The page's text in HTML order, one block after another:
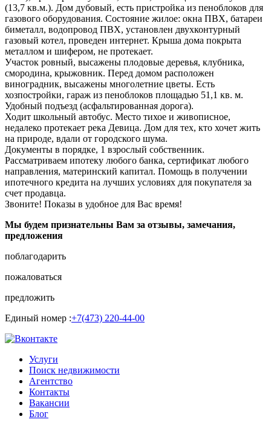
(13,7 кв.м.). Дом дубовый, есть пристройка из пеноблоков для
газового оборудования. Состояние жилое: окна ПВХ, батареи
биметалл, водопровод ПВХ, установлен двухконтурный
газовый котел, проведен интернет. Крыша дома покрыта
металлом и шифером, не протекает.
Участок ровный, высажены плодовые деревья, клубника,
смородина, крыжовник. Перед домом расположен
виноградник, высажены многолетние цветы. Есть
хозпостройки, гараж из пеноблоков площадью 51,1 кв. м.
Удобный подъезд (асфальтированная дорога).
Ходит школьный автобус. Место тихое и живописное,
недалеко протекает река Девица. Дом для тех, кто хочет жить
на природе, вдали от городского шума.
Документы в порядке, 1 взрослый собственник.
Рассматриваем ипотеку любого банка, сертификат любого
направления, материнский капитал. Помощь в получении
ипотечного кредита на лучших условиях для покупателя за
счет продавца.
Звоните! Показы в удобное для Вас время!
Мы будем признательны Вам за отзывы, замечания,
предложения
поблагодарить
пожаловаться
предложить
Единый номер :+7(473) 220-44-00
Услуги
Поиск недвижимости
Агентство
Контакты
Вакансии
Блог